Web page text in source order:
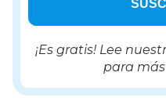
¡Es gratis! Lee
para